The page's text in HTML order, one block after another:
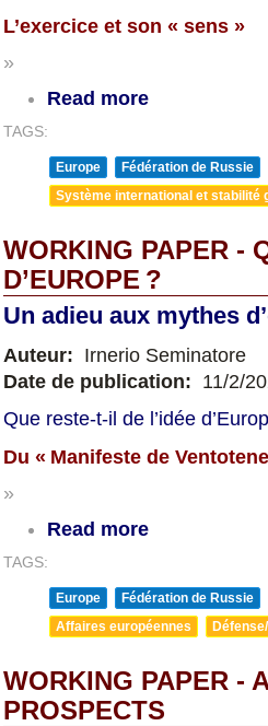
L’exercice et son « sens »
»
Read more
TAGS:
Europe
Fédération de Russie
Système international et stabilité
WORKING PAPER -
D’EUROPE ?
Un adieu aux mythes
Auteur: Irnerio Seminatore
Date de publication: 11/2/
Que reste-t-il de l’idée
Du « Manifeste de
»
Read more
TAGS:
Europe
Fédération de Russie
Affaires européennes
WORKING PAPER -
PROSPECTS